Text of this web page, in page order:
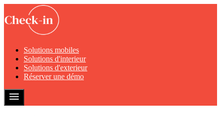
Solutions mobiles
Solutions d'interieur
Solutions d'exterieur
Réserver une démo